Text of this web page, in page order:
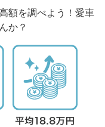
額を調べよう！愛車
か？